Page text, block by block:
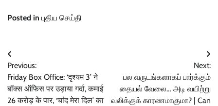
Posted in புதிய செய்தி
Post
navigation
Previous:
Friday Box Office: ‘दृश्यम 3’ ने
बॉक्स ऑफिस पर उड़ाया गर्दा, कमाई
26 करोड़ के पार, ‘चांद मेरा दिल’ का
Next:
பல வருடங்களாகப் பார்க்கும்
தையல் வேலை… அடி வயிற்று
வலிக்குக் காரணமாகுமா? | Can